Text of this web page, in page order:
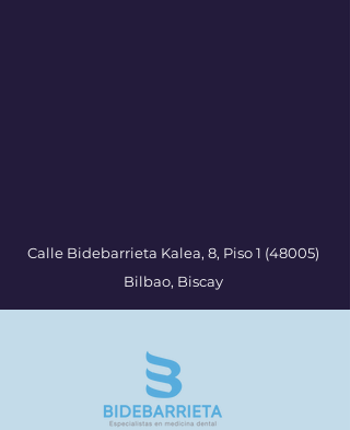
Calle Bidebarrieta Kalea, 8, Piso 1 (48005)
Bilbao, Biscay